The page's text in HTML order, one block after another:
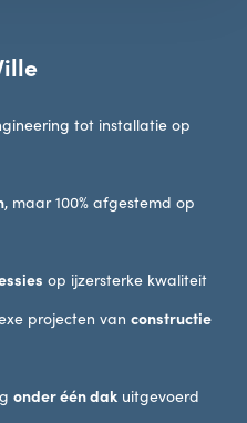
tot installatie op
, maar 100% afgestemd op
op ijzersterke kwaliteit
projecten van constructie
onder één dakuitgevoerd